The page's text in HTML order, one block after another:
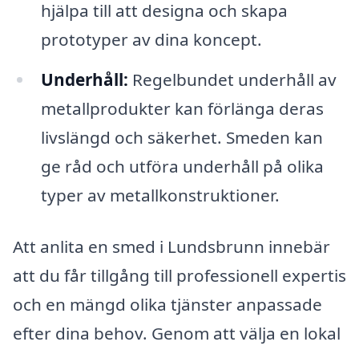
hjälpa till att designa och skapa
prototyper av dina koncept.
Underhåll: Regelbundet underhåll av
metallprodukter kan förlänga deras
livslängd och säkerhet. Smeden kan
ge råd och utföra underhåll på olika
typer av metallkonstruktioner.
Att anlita en smed i Lundsbrunn innebär
att du får tillgång till professionell expertis
och en mängd olika tjänster anpassade
efter dina behov. Genom att välja en lokal